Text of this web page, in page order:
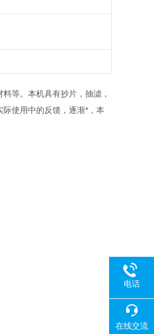
等。本机具有抄片，抽滤，
使用中的反馈，逐渐*，本
电话
在线交流